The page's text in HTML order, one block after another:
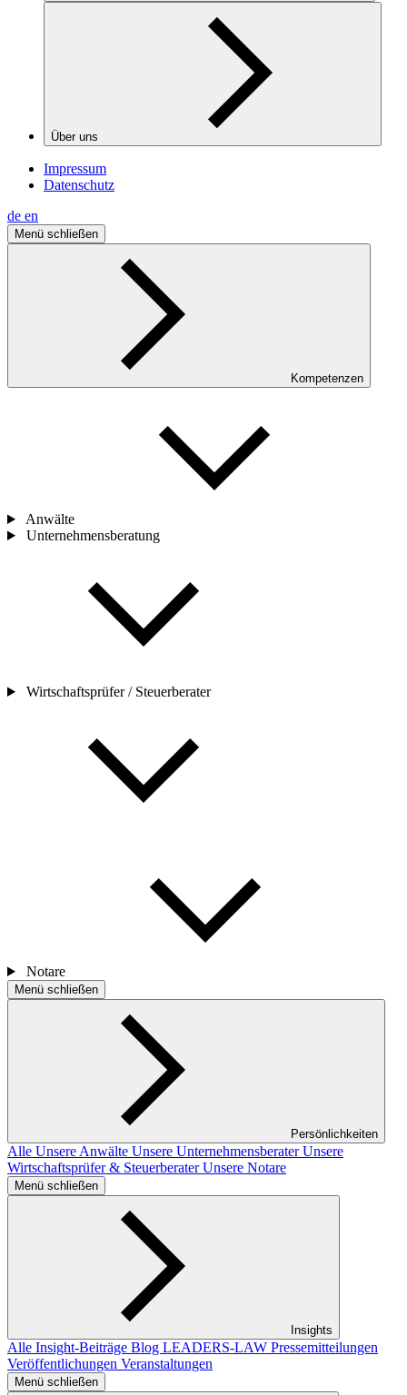
Über uns
Impressum
Datenschutz
de en
Menü schließen
Kompetenzen
Anwälte
Unternehmensberatung
Wirtschaftsprüfer / Steuerberater
Notare
Menü schließen
Persönlichkeiten
Alle Unsere Anwälte Unsere UnternehmensberaterUnsere
Wirtschaftsprüfer & SteuerberaterUnsere Notare
Menü schließen
Insights
Alle Insight-Beiträge Blog LEADERS-LAW Pressemitteilungen
Veröffentlichungen Veranstaltungen
Menü schließen